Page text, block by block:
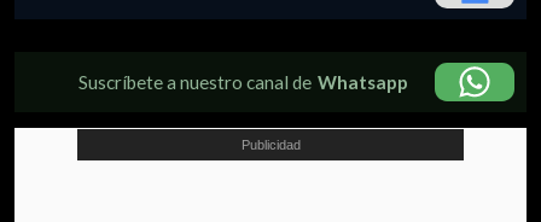
Suscríbete a nuestro canal de Whatsapp